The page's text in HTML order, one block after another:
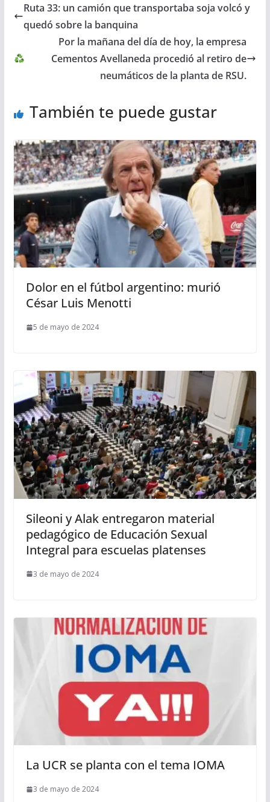
Ruta 33: un camión que transportaba soja volcó y
quedó sobre la banquina
Por la mañana del día de hoy, la empresa
Cementos Avellaneda procedió al retiro de
neumáticos de la planta de RSU.
También te puede gustar
Dolor en el fútbol argentino: murió
César Luis Menotti
5 de mayo de 2024
Sileoni y Alak entregaron material
pedagógico de Educación Sexual
Integral para escuelas platenses
3 de mayo de 2024
La UCR se planta con el tema IOMA
3 de mayo de 2024